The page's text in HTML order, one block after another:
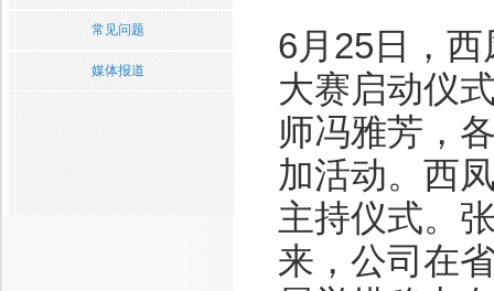
常见问题
媒体报道
6月25日，
大赛启动仪
师冯雅芳，
加活动。西
主持仪式。
来，公司在